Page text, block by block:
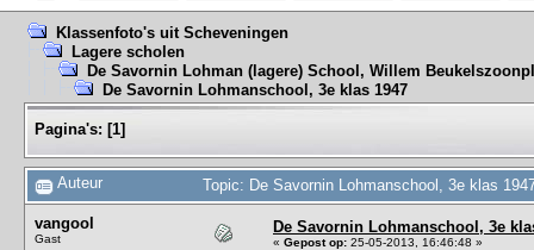
Klassenfoto's uit Scheveningen
Lagere scholen
De Savornin Lohman (lagere) School, Willem
De Savornin Lohmanschool, 3e klas 1947
Pagina's: [1]
Auteur Topic: De Savornin Lohmanschool, 3e klas
vangool
Gast
De Savornin Lohmanschool, 3e
« Gepost op: 25-05-2013, 16:46:48 »